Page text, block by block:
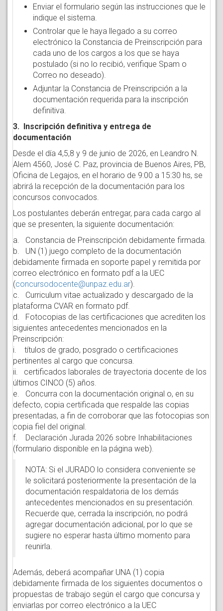
Enviar el formulario según las instrucciones que le
indique el sistema.
Controlar que le haya llegado a su correo
electrónico la Constancia de Preinscripción para
cada uno de los cargos a los que se haya
postulado (si no lo recibió, verifique Spam o
Correo no deseado).
Adjuntar la Constancia de Preinscripción a la
documentación requerida para la inscripción
definitiva.
3. Inscripción definitiva y entrega de
documentación
Desde el día 4,5,8 y 9 de junio de 2026, en Leandro N.
Alem 4560, José C. Paz, provincia de Buenos Aires, PB,
Oficina de Legajos, en el horario de 9:00 a 15:30 hs, se
abrirá la recepción de la documentación para los
concursos convocados.
Los postulantes deberán entregar, para cada cargo al
que se presenten, la siguiente documentación:
a. Constancia de Preinscripción debidamente firmada.
b. UN (1) juego completo de la documentación
debidamente firmada en soporte papel y remitida por
correo electrónico en formato pdf a la UEC
(concursodocente@unpaz.edu.ar).
c. Curriculum vitae actualizado y descargado de la
plataforma CVAR en formato pdf.
d. Fotocopias de las certificaciones que acrediten los
siguientes antecedentes mencionados en la
Preinscripción:
i. títulos de grado, posgrado o certificaciones
pertinentes al cargo que concursa.
ii. certificados laborales de trayectoria docente de los
últimos CINCO (5) años.
e. Concurra con la documentación original o, en su
defecto, copia certificada que respalde las copias
presentadas, a fin de corroborar que las fotocopias son
copia fiel del original.
f. Declaración Jurada 2026 sobre Inhabilitaciones
(formulario disponible en la página web).
NOTA: Si el JURADO lo considera conveniente se
le solicitará posteriormente la presentación de la
documentación respaldatoria de los demás
antecedentes mencionados en su presentación.
Recuerde que, cerrada la inscripción, no podrá
agregar documentación adicional, por lo que se
sugiere no esperar hasta último momento para
reunirla.
Además, deberá acompañar UNA (1) copia
debidamente firmada de los siguientes documentos o
propuestas de trabajo según el cargo que concursa y
enviarlas por correo electrónico a la UEC